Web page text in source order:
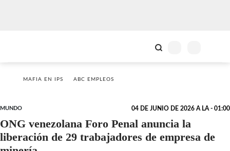
MAFIA EN IPS ABC EMPLEOS
MUNDO 04 DE JUNIO DE 2026 A LA - 01:00
ONG venezolana Foro Penal anuncia la
liberación de 29 trabajadores de empresa de